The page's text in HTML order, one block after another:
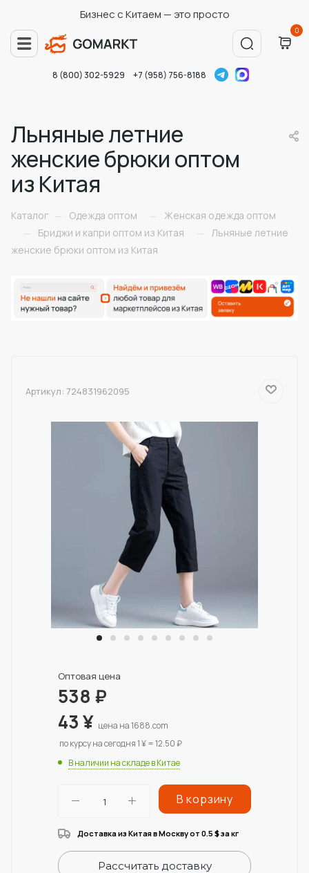
Бизнес с Китаем — это просто
0
8 (800) 302-5929 +7 (958) 756-8188
Льняные летние
женские брюки оптом
из Китая
Каталог — Одежда оптом —
Женская одежда оптом
—
Бриджи и капри оптом из Китая —
Льняные летние
женские брюки оптом из Китая
Артикул: 724831962095
Оптовая цена
538 ₽
43¥ цена на 1688.com
по курсу на сегодня 1 ¥ = 12.50 ₽
В наличии на складе в Китае
В корзину
Доставка из Китая в Москву от 0.5 $за кг
Рассчитать доставку